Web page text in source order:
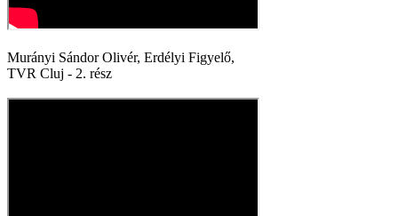
Murányi Sándor Olivér, Erdélyi Figyelő,
TVR Cluj - 2. rész